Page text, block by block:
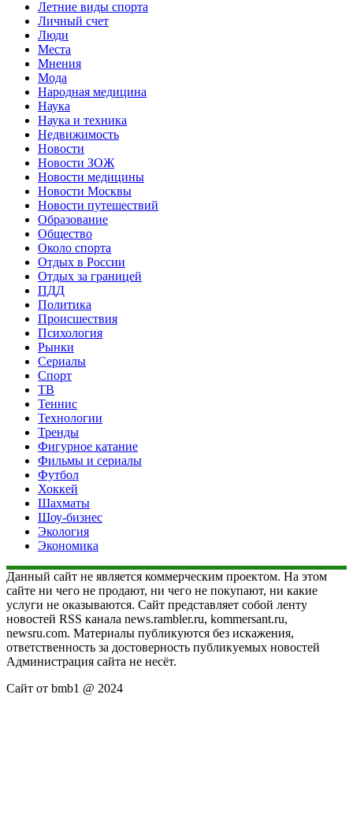
Летние виды спорта
Личный счет
Люди
Места
Мнения
Мода
Народная медицина
Наука
Наука и техника
Недвижимость
Новости
Новости ЗОЖ
Новости медицины
Новости Москвы
Новости путешествий
Образование
Общество
Около спорта
Отдых в России
Отдых за границей
ПДД
Политика
Происшествия
Психология
Рынки
Сериалы
Спорт
ТВ
Теннис
Технологии
Тренды
Фигурное катание
Фильмы и сериалы
Футбол
Хоккей
Шахматы
Шоу-бизнес
Экология
Экономика
Данный сайт не является коммерческим проектом. На этом
сайте ни чего не продают, ни чего не покупают, ни какие
услуги не оказываются. Сайт представляет собой ленту
новостей RSS канала news.rambler.ru, kommersant.ru,
newsru.com. Материалы публикуются без искажения,
ответственность за достоверность публикуемых новостей
Администрация сайта не несёт.
Сайт от bmb1 @ 2024